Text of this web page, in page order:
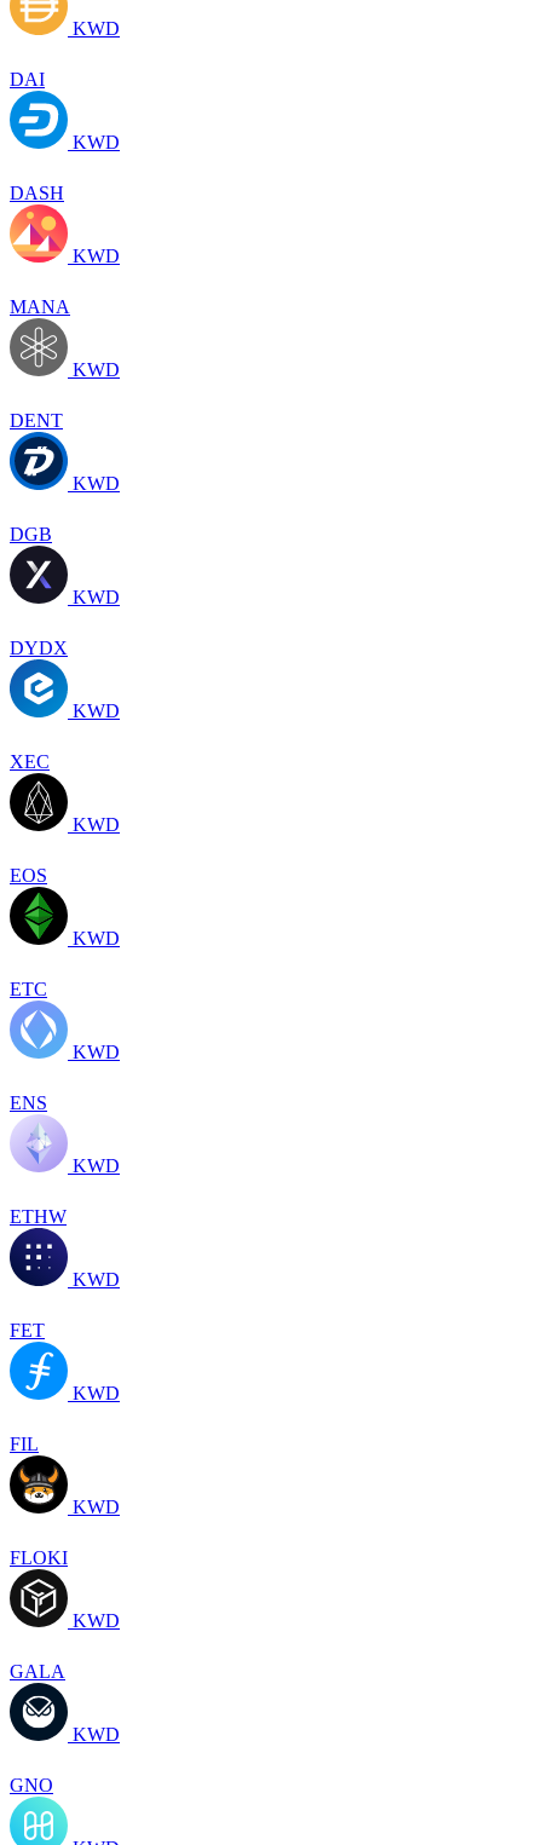
KWD
DAI
KWD
DASH
KWD
MANA
KWD
DENT
KWD
DGB
KWD
DYDX
KWD
XEC
KWD
EOS
KWD
ETC
KWD
ENS
KWD
ETHW
KWD
FET
KWD
FIL
KWD
FLOKI
KWD
GALA
KWD
GNO